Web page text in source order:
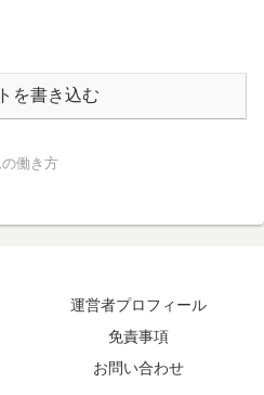
を書き込む
働き方
運営者プロフィール
免責事項
お問い合わせ